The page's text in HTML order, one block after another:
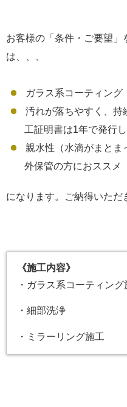
お客様の「条件・ご要望
は、、、
ガラス系コーティング
汚れが落ちやすく、持
工証明書は1年で発行し
親水性（水滴がまとま
外保管の方におススメ
になります。ご納得いただ
《施工内容》
・ガラス系コーティング
・細部洗浄
・ミラーリング施工